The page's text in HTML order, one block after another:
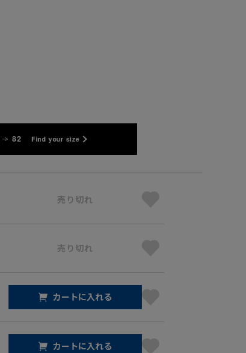
82 Find your size
売り切れ
売り切れ
カートに入れる
カートに入れる